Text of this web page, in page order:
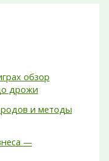
обзор
дрожи
родов и методы
—